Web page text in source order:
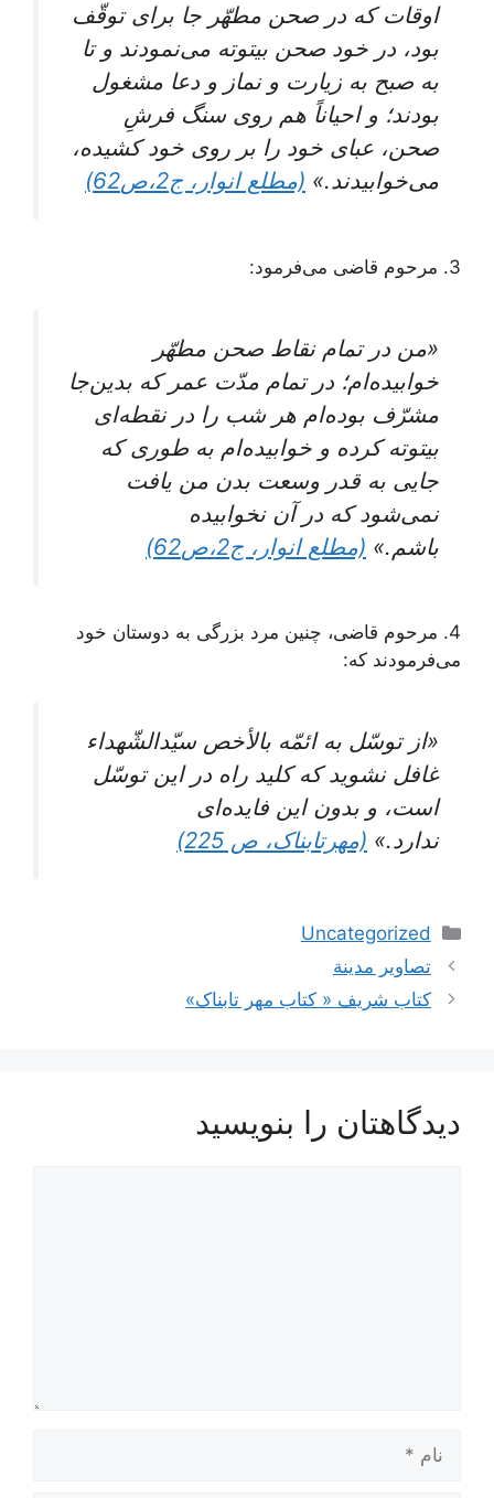
اوقات که در صحن مطهّر جا برای توقّف
بود، در خود صحن بیتوته می‌نمودند و تا
به صبح به زیارت و نماز و دعا مشغول
بودند؛ و احیاناً هم روی سنگ فرشِ
صحن، عبای خود را بر روی خود کشیده،
می‌خوابیدند.» (مطلع انوار، ج2،ص62)
3. مرحوم قاضی می‌فرمود:
«من در تمام نقاط صحن مطهّر
خوابیده‌ام؛ در تمام مدّت عمر که بدین‌جا
مشرّف بوده‌ام هر شب را در نقطه‌ای
بیتوته کرده و خوابیده‌ام به طوری که
جایی به قدر وسعت بدن من یافت
نمی‌شود که در آن نخوابیده
باشم.» (مطلع انوار، ج2،ص62)
4. مرحوم قاضی، چنین مرد بزرگی به دوستان خود
می‌فرمودند که:
«از توسّل به ائمّه بالأخص سیّدالشّهداء
غافل نشوید که کلید راه در این توسّل
است، و بدون این فایده‌ای
ندارد.» (مهرتابناک، ص 225)
دسته‌ها
Uncategorized
ناوبری
نوشته‌ها
تصاویر مدینة
کتاب شریف « کتاب مهر تابناک»
دیدگاهتان را بنویسید